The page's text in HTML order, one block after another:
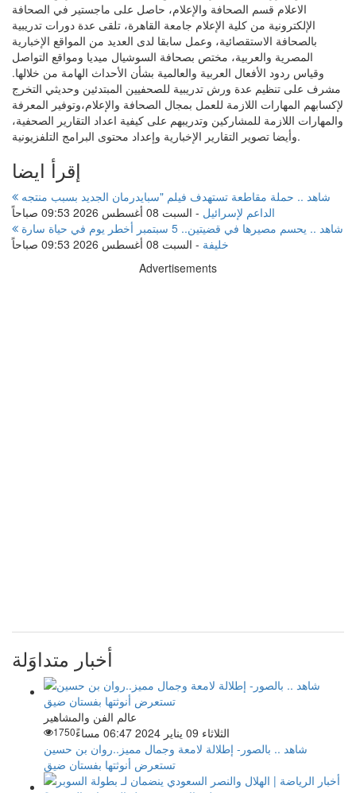
الاعلام قسم الصحافة والإعلام، حاصل على ماجستير في الصحافة
الإلكترونية من كلية الإعلام جامعة القاهرة، تلقى عدة دورات تدريبية
بالصحافة الاستقصائية، وعمل سابقا لدى العديد من المواقع الإخبارية
المصرية والعربية، مختص بصحافة السوشيال ميديا ومواقع التواصل
وقياس ردود الأفعال العربية والعالمية بشأن الأحداث الهامة من خلالها.
مشرف على تنظيم عدة ورش تدريبية للصحفيين المبتدئين وحديثي التخرج
لإكسابهم المهارات اللازمة للعمل بمجال الصحافة والإعلام،وتوفير المعرفة
والمهارات اللازمة للمشاركين وتدريبهم على كيفية اعداد التقارير الصحفية،
وأيضا تصوير التقارير الإخبارية وإعداد محتوى البرامج التلفزيونية.
إقرأ ايضا
الداعم لإسرائيل - السبت 08 أغسطس 2026 09:53 صباحاً
خليفة - السبت 08 أغسطس 2026 09:53 صباحاً
Advertisements
أخبار متداوَلة
عالم الفن والمشاهير
الثلاثاء 09 يناير 2024 06:47 مساءً
1750
شاهد .. بالصور- إطلالة لامعة وجمال مميز..روان بن حسين
تستعرض أنوثتها بفستان ضيق